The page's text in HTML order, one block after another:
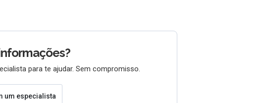
para te ajudar. Sem compromisso.
um especialista